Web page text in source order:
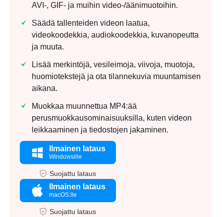
AVI-, GIF- ja muihin video-/äänimuotoihin.
Säädä tallenteiden videon laatua,
videokoodekkia, audiokoodekkia, kuvanopeutta
ja muuta.
Lisää merkintöjä, vesileimoja, viivoja, muotoja,
huomiotekstejä ja ota tilannekuvia muuntamisen
aikana.
Muokkaa muunnettua MP4:ää
perusmuokkausominaisuuksilla, kuten videon
leikkaaminen ja tiedostojen jakaminen.
Ilmainen lataus
Windowsille
Suojattu lataus
Ilmainen lataus
macOS:lle
Suojattu lataus